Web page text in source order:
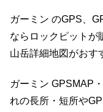
ガーミン のGPS、
ならロックピットが
山岳詳細地図がおす
ガーミン GPSMAP
れの長所・短所や